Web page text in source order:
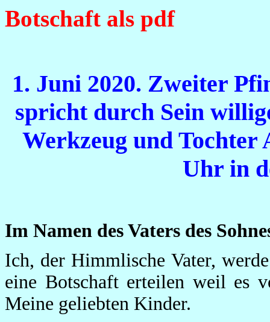
Botschaft als pdf
1. Juni 2020. Zweiter
spricht durch Sein
Werkzeug und Tochter
Uhr in
Im Namen des Vaters des
Ich, der Himmlische Vater,
eine Botschaft erteilen weil es
Meine geliebten Kinder.